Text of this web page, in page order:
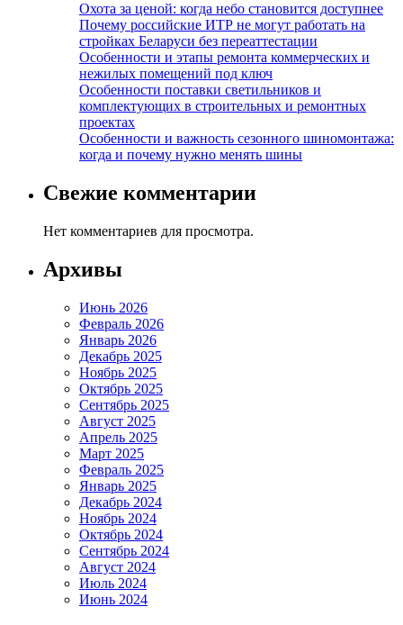
Охота за ценой: когда небо становится доступнее
Почему российские ИТР не могут работать на
стройках Беларуси без переаттестации
Особенности и этапы ремонта коммерческих и
нежилых помещений под ключ
Особенности поставки светильников и
комплектующих в строительных и ремонтных
проектах
Особенности и важность сезонного шиномонтажа:
когда и почему нужно менять шины
Свежие комментарии
Нет комментариев для просмотра.
Архивы
Июнь 2026
Февраль 2026
Январь 2026
Декабрь 2025
Ноябрь 2025
Октябрь 2025
Сентябрь 2025
Август 2025
Апрель 2025
Март 2025
Февраль 2025
Январь 2025
Декабрь 2024
Ноябрь 2024
Октябрь 2024
Сентябрь 2024
Август 2024
Июль 2024
Июнь 2024